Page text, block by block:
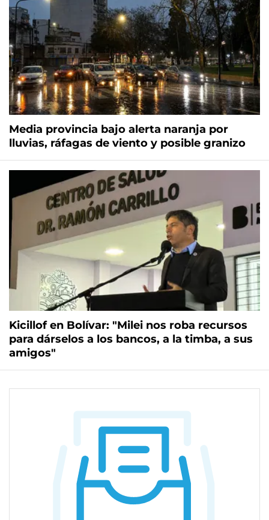
Media provincia bajo alerta naranja por
lluvias, ráfagas de viento y posible granizo
Kicillof en Bolívar: "Milei nos roba recursos
para dárselos a los bancos, a la timba, a sus
amigos"